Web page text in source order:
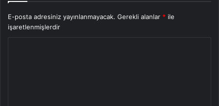
E-posta adresiniz yayınlanmayacak. Gerekli alanlar * ile
işaretlenmişlerdir